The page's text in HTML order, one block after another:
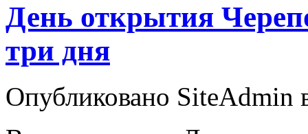
День открытия
три дня
Опубликовано SiteAdmin